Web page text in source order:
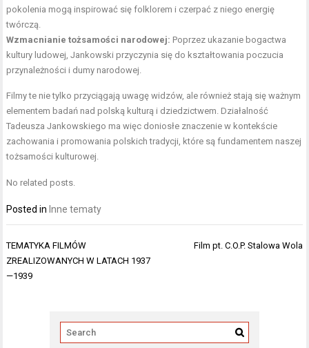
pokolenia mogą inspirować się folklorem i czerpać z niego energię
twórczą.
Wzmacnianie tożsamości narodowej: Poprzez ukazanie bogactwa
kultury ludowej, Jankowski przyczynia się do kształtowania poczucia
przynależności i dumy narodowej.
Filmy te nie tylko przyciągają uwagę widzów, ale również stają się ważnym
elementem badań nad polską kulturą i dziedzictwem. Działalność
Tadeusza Jankowskiego ma więc doniosłe znaczenie w kontekście
zachowania i promowania polskich tradycji, które są fundamentem naszej
tożsamości kulturowej.
No related posts.
Posted in Inne tematy
Nawigacja
wpisu
TEMATYKA FILMÓW
ZREALIZOWANYCH W LATACH 1937
—1939
Film pt. C.O.P. Stalowa Wola